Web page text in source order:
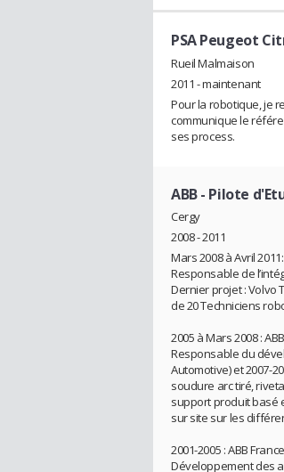
PSA Peugeot
Rueil Malmaison
2011 - maintenant
Pour la robotique, je
communique le
ses process.
ABB- Pilote
Cergy
2008 - 2011
Mars 2008 à Avril
Responsable de
Dernier projet : Volvo
de 20 Techniciens
2005 à Mars 2008 :
Responsable du
Automotive) et 2007-
soudure arc tiré,
support produit basé
sur site sur les
2001-2005 : ABB
Développement des